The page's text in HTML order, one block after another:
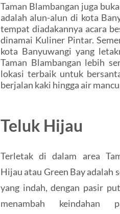
Taman Blambangan juga
adalah alun-alun di kota
tempat diadakannya acara
dinamai Kuliner Pintar.
kota Banyuwangi yang
Taman Blambangan lebih
lokasi terbaik untuk
berjalan kaki hingga air
Teluk Hijau
Terletak di dalam area
Hijau atau Green Bay
yang indah, dengan pasir
menambah keindahan